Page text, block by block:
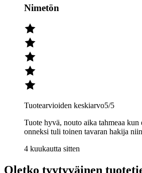
Nimetön
Tuotearvioiden keskiarvo5/5
Tuote hyvä, nouto aika tahmeaa kun
onneksi tuli toinen tavaran hakija
4 kuukautta sitten
Oletko tyytyväinen